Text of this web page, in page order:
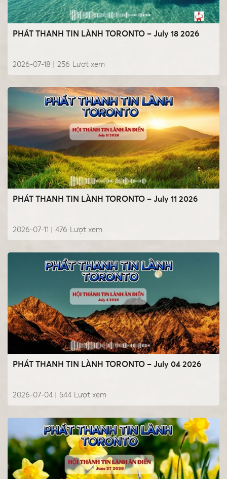
PHÁT THANH TIN LÀNH TORONTO – July 18 2026
2026-07-18 | Lượt xem
256
PHÁT THANH TIN LÀNH TORONTO – July 11 2026
2026-07-11 | Lượt xem
476
PHÁT THANH TIN LÀNH TORONTO – July 04 2026
2026-07-04 | Lượt xem
544